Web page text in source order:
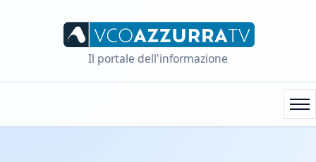
Il portale dell'informazione